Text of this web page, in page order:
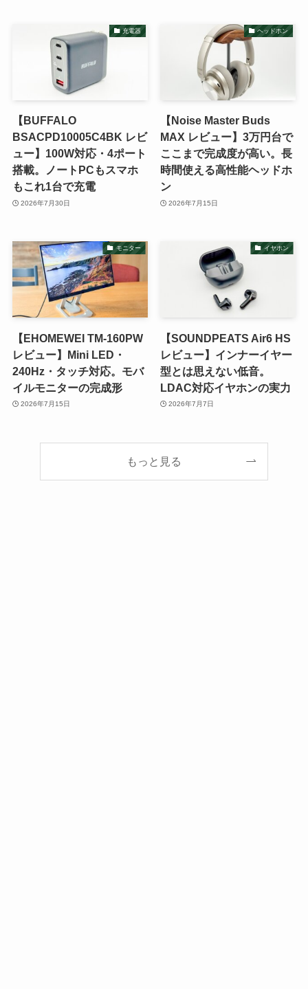
充電器
【BUFFALO
BSACPD10005C4BK レビ
ュー】100W対応・4ポート
搭載。ノートPCもスマホ
もこれ1台で充電
2026年7月30日
ヘッドホン
【Noise Master Buds
MAX レビュー】3万円台で
ここまで完成度が高い。長
時間使える高性能ヘッドホ
ン
2026年7月15日
モニター
【EHOMEWEI TM-160PW
レビュー】Mini LED・
240Hz・タッチ対応。モバ
イルモニターの完成形
2026年7月15日
イヤホン
【SOUNDPEATS Air6 HS
レビュー】インナーイヤー
型とは思えない低音。
LDAC対応イヤホンの実力
2026年7月7日
もっと見る